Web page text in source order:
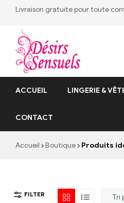
Livraison gratuite pour toute
Desirs
Sensuels
Désirs
Sensuels
Victor
ACCUEIL LINGERIE &
CONTACT
Accueil Boutique Produits
FILTER